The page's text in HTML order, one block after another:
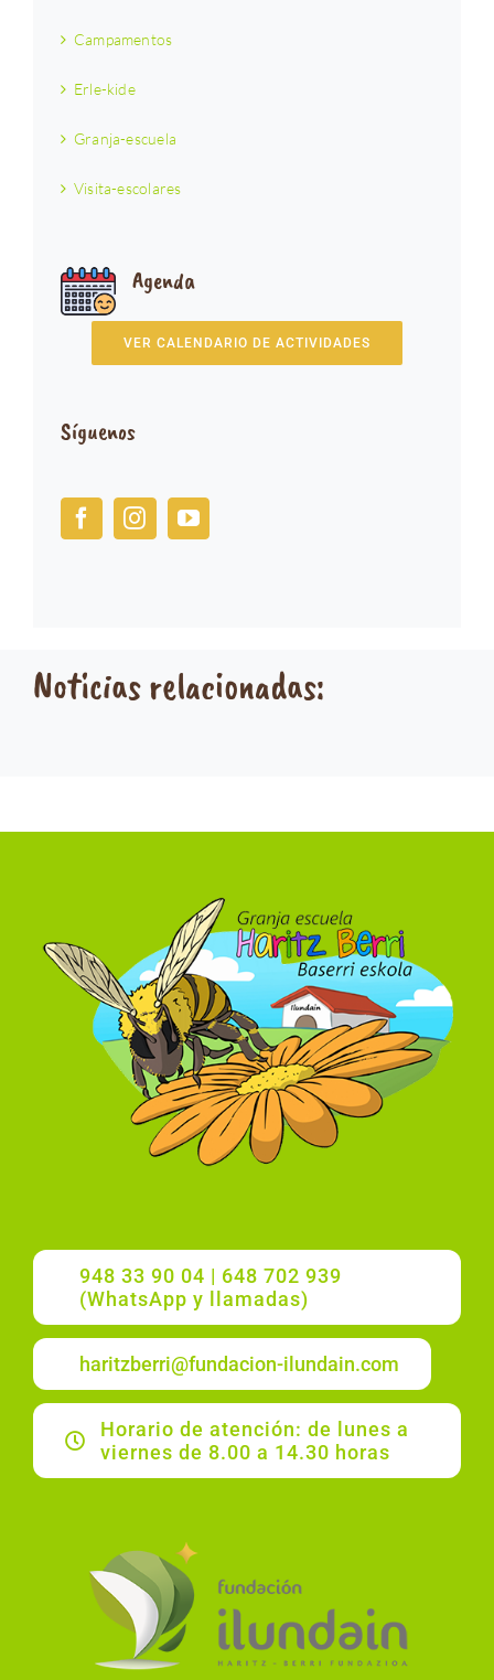
Campamentos
Erle-kide
Granja-escuela
Visita-escolares
Agenda
VER CALENDARIO DE ACTIVIDADES
Síguenos
Noticias relacionadas:
948 33 90 04 | 648 702 939
(WhatsApp y llamadas)
haritzberri@fundacion-ilundain.com
Horario de atención: de lunes a
viernes de 8.00 a 14.30 horas